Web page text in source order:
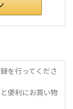
を行ってくださ
便利にお買い物